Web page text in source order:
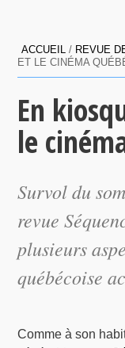
ACCUEIL / REVUE
ET LE CINÉMA
En
le
Survol du
revue
plusieurs
québécoise
Comme à son